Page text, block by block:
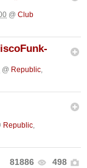
@ Club
@ Republic,
Republic
81886 498